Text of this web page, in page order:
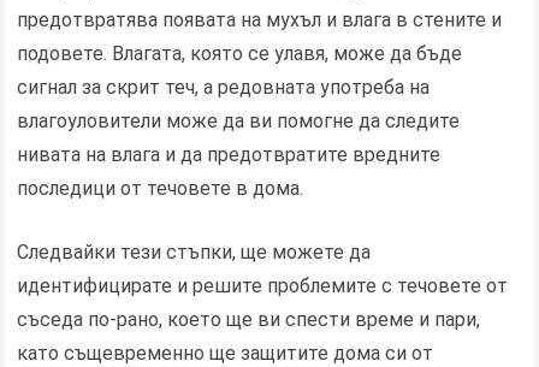
предотвратява появата на мухъл и влага в стените и
подовете. Влагата, която се улавя, може да бъде
сигнал за скрит теч, а редовната употреба на
влагоуловители може да ви помогне да следите
нивата на влага и да предотвратите вредните
последици от течовете в дома.
Следвайки тези стъпки, ще можете да
идентифицирате и решите проблемите с течовете от
съседа по-рано, което ще ви спести време и пари,
като същевременно ще защитите дома си от